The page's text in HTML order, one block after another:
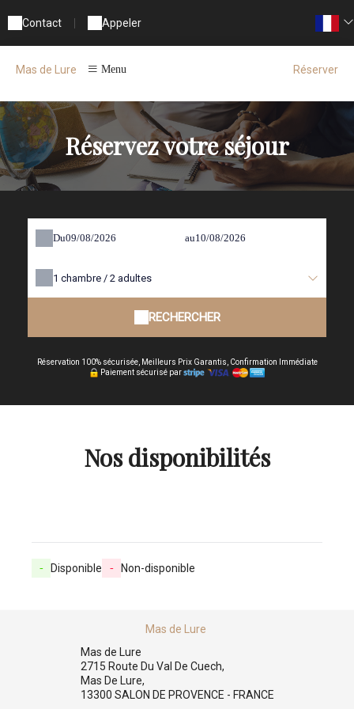
Contact Appeler
Mas de Lure Menu Réserver
Réservez votre séjour
Du au
1 chambre / 2 adultes
RECHERCHER
Réservation 100% sécurisée, Meilleurs Prix Garantis, Confirmation Immédiate
Paiement sécurisé par
Nos disponibilités
- Disponible - Non-disponible
Mas de Lure
Mas de Lure
2715 Route Du Val De Cuech,
Mas De Lure,
13300 SALON DE PROVENCE - FRANCE